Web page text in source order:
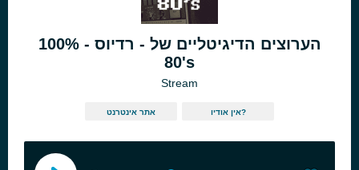
הערוצים הדיגיטליים של - רדיוס - 100%
80's
Stream
אתר אינטרנט אין אודיו?